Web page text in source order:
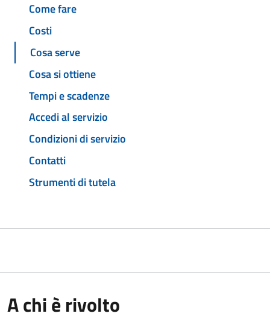
Come fare
Costi
Cosa serve
Cosa si ottiene
Tempi e scadenze
Accedi al servizio
Condizioni di servizio
Contatti
Strumenti di tutela
A chi è rivolto